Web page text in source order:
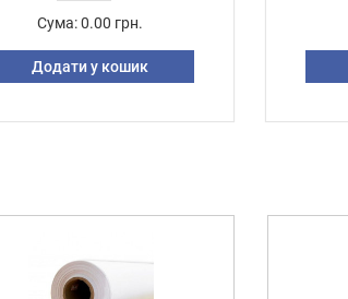
Сума: 0.00 грн.
Додати у кошик